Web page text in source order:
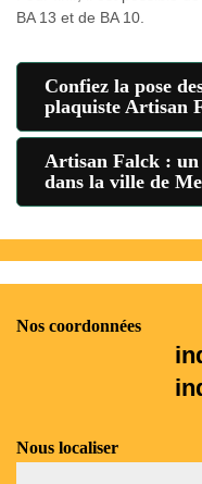
BA 13 et de BA 10.
Confiez la pose
plaquiste Artisan
Artisan Falck : un
dans la ville de
Nos coordonnées
Nous localiser